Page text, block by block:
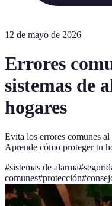
12 de mayo de 2026
Errores
sistemas de
hogares
Evita los errores comunes al
Aprende cómo proteger tu
#sistemas de alarma#
comunes#protección#